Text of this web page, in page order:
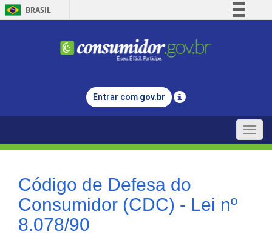
BRASIL
Comunica BR
Legislação
Entrar com gov.br
Toggle
Código de Defesa do
Consumidor (CDC) - Lei nº
8.078/90